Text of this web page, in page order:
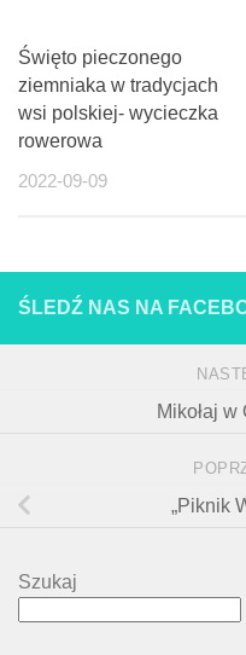
Święto pieczonego
ziemniaka w tradycjach
wsi polskiej- wycieczka
rowerowa
2022-09-09
ŚLEDŹ NAS NA
Mikołaj
„Piknik
Szukaj